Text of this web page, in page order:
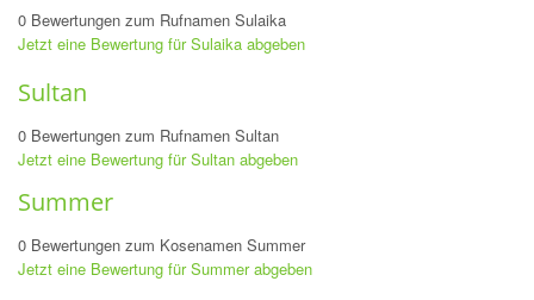
0 Bewertungen zum Rufnamen Sulaika
Jetzt eine Bewertung für Sulaika abgeben
Sultan
0 Bewertungen zum Rufnamen Sultan
Jetzt eine Bewertung für Sultan abgeben
Summer
0 Bewertungen zum Kosenamen Summer
Jetzt eine Bewertung für Summer abgeben